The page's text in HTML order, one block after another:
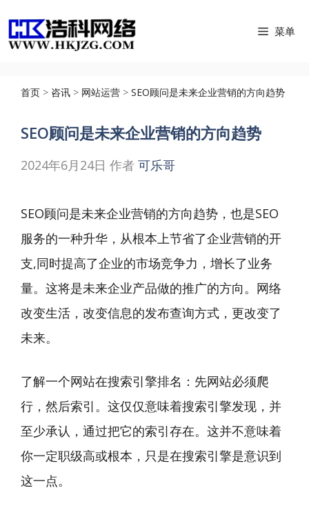
至
菜单
首页 > 咨讯 > 网站运营 > SEO顾问是未来企业营销的方向趋势
SEO顾问是未来企业营销的方向趋势
2024年6月24日 作者 可乐哥
SEO顾问是未来企业营销的方向趋势，也是SEO
服务的一种升华，从根本上节省了企业营销的开
支,同时提高了企业的市场竞争力，增长了业务
量。这将是未来企业产品做的推广的方向。网络
改变生活，改变信息的发布查询方式，更改变了
未来。
了解一个网站在搜索引擎排名：先网站必须爬
行，然后索引。这仅仅意味着搜索引擎发现，并
至少承认，通过把它的索引存在。这并不意味着
你一定职级高或根本，只是在搜索引擎是意识到
这一点。